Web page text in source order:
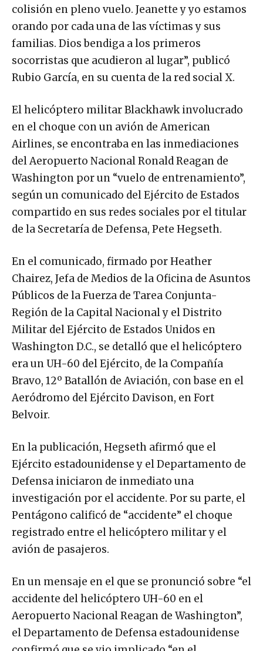
colisión en pleno vuelo. Jeanette y yo estamos
orando por cada una de las víctimas y sus
familias. Dios bendiga a los primeros
socorristas que acudieron al lugar”, publicó
Rubio García, en su cuenta de la red social X.
El helicóptero militar Blackhawk involucrado
en el choque con un avión de American
Airlines, se encontraba en las inmediaciones
del Aeropuerto Nacional Ronald Reagan de
Washington por un “vuelo de entrenamiento”,
según un comunicado del Ejército de Estados
compartido en sus redes sociales por el titular
de la Secretaría de Defensa, Pete Hegseth.
En el comunicado, firmado por Heather
Chairez, Jefa de Medios de la Oficina de Asuntos
Públicos de la Fuerza de Tarea Conjunta-
Región de la Capital Nacional y el Distrito
Militar del Ejército de Estados Unidos en
Washington D.C., se detalló que el helicóptero
era un UH-60 del Ejército, de la Compañía
Bravo, 12º Batallón de Aviación, con base en el
Aeródromo del Ejército Davison, en Fort
Belvoir.
En la publicación, Hegseth afirmó que el
Ejército estadounidense y el Departamento de
Defensa iniciaron de inmediato una
investigación por el accidente. Por su parte, el
Pentágono calificó de “accidente” el choque
registrado entre el helicóptero militar y el
avión de pasajeros.
En un mensaje en el que se pronunció sobre “el
accidente del helicóptero UH-60 en el
Aeropuerto Nacional Reagan de Washington”,
el Departamento de Defensa estadounidense